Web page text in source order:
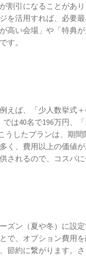
割引になることがあ
を活用すれば、必要
高い会場」や「特典
す。
えば、「少人数挙式
は40名で196万円、「
うしたプランは、期
く、費用以上の価値
れるので、コスパに
ズン（夏や冬）に設
で、オプション費用
節約に繋がります。